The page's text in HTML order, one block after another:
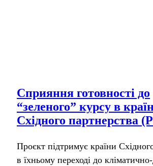
Сприяння готовності до
“зеленого” курсу в
Східного партнерства
Проєкт підтримує країни
в їхньому переході до